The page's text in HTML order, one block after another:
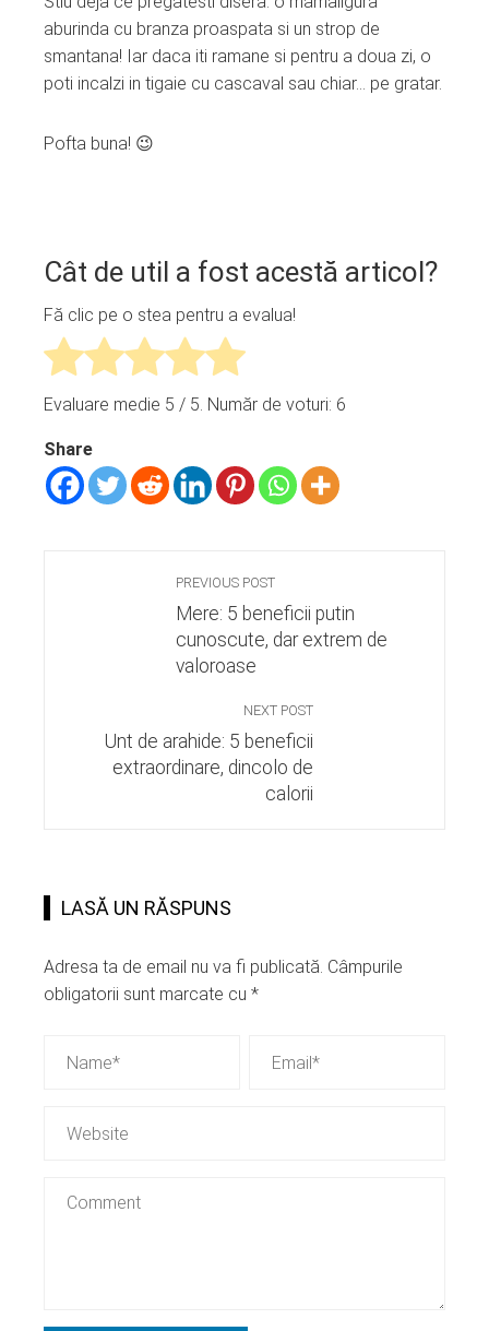
aburinda cu branza proaspata si un strop de
smantana! Iar daca iti ramane si pentru a doua zi, o
poti incalzi in tigaie cu cascaval sau chiar… pe gratar.
Pofta buna! 😉
Cât de util a fost acestă articol?
Fă clic pe o stea pentru a evalua!
Evaluare medie 5 / 5. Număr de voturi: 6
Share
PREVIOUS POST
Mere: 5 beneficii putin
cunoscute, dar extrem de
valoroase
NEXT POST
Unt de arahide: 5 beneficii
extraordinare, dincolo de
calorii
LASĂ UN RĂSPUNS
Adresa ta de email nu va fi publicată. Câmpurile
obligatorii sunt marcate cu *